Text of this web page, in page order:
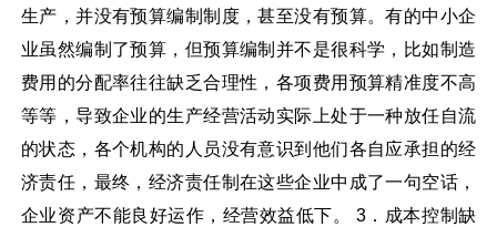
生产，并没有预算编制制度，甚至没有预算。有的中小企
业虽然编制了预算，但预算编制并不是很科学，比如制造
费用的分配率往往缺乏合理性，各项费用预算精准度不高
等等，导致企业的生产经营活动实际上处于一种放任自流
的状态，各个机构的人员没有意识到他们各自应承担的经
济责任，最终，经济责任制在这些企业中成了一句空话，
企业资产不能良好运作，经营效益低下。 3．成本控制缺